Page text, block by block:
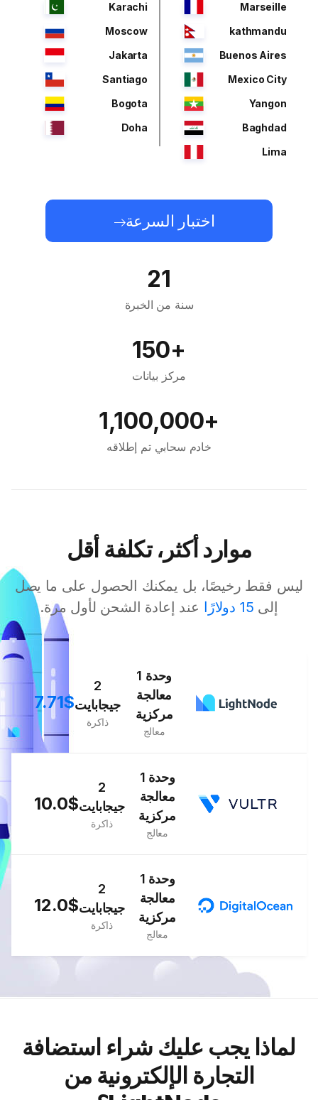
Marseille
Karachi
kathmandu
Moscow
Buenos Aires
Jakarta
Mexico City
Santiago
Yangon
Bogota
Baghdad
Doha
Lima
اختبار السرعة
21
سنة من الخبرة
+150
مركز بيانات
+1,100,000
خادم سحابي تم إطلاقه
موارد أكثر، تكلفة أقل
ليس فقط رخيصًا، بل يمكنك الحصول على ما يصل
إلى 15 دولارًا عند إعادة الشحن لأول مرة.
7.71$
2
جيجابايت
ذاكرة
1 وحدة
معالجة
مركزية
معالج
10.0$
2
جيجابايت
ذاكرة
1 وحدة
معالجة
مركزية
معالج
12.0$
2
جيجابايت
ذاكرة
1 وحدة
معالجة
مركزية
معالج
لماذا يجب عليك شراء استضافة
التجارة الإلكترونية من